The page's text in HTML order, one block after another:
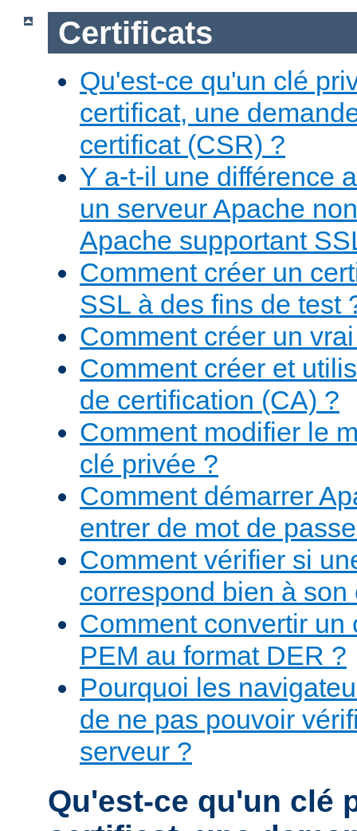
Certificats
Qu'est-ce qu'un clé
certificat, une
certificat (CSR) ?
Y a-t-il une différence
un serveur Apache
Apache supportant
Comment créer un
SSL à des fins de test
Comment créer un
Comment créer et
de certification (CA) ?
Comment modifier le
clé privée ?
Comment démarrer
entrer de mot de
Comment vérifier si
correspond bien à son
Comment convertir un
PEM au format DER ?
Pourquoi les
de ne pas pouvoir
serveur ?
Qu'est-ce qu'un clé